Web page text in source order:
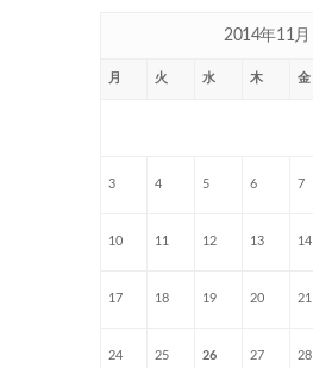
2014年11月
月 火 水 木 金
3 4 5 6 7
10 11 12 13 14
17 18 19 20 21
24 25 26 27 28